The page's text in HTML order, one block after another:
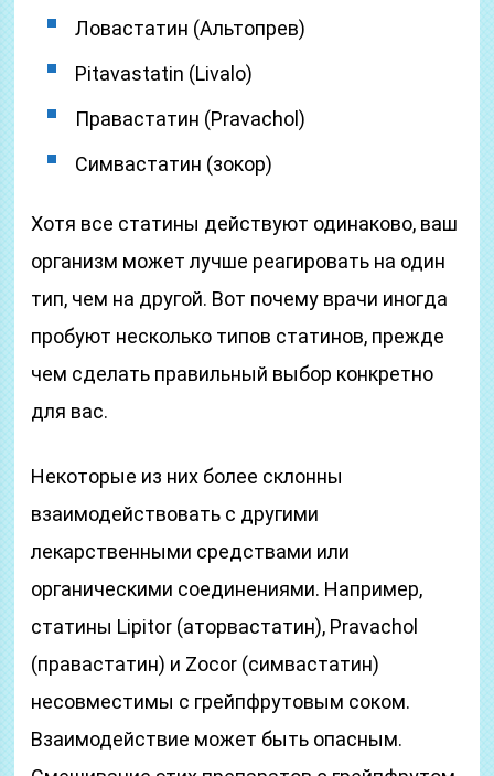
Ловастатин (Альтопрев)
Pitavastatin (Livalo)
Правастатин (Pravachol)
Симвастатин (зокор)
Хотя все статины действуют одинаково, ваш
организм может лучше реагировать на один
тип, чем на другой. Вот почему врачи иногда
пробуют несколько типов статинов, прежде
чем сделать правильный выбор конкретно
для вас.
Некоторые из них более склонны
взаимодействовать с другими
лекарственными средствами или
органическими соединениями. Например,
статины Lipitor (аторвастатин), Pravachol
(правастатин) и Zocor (симвастатин)
несовместимы с грейпфрутовым соком.
Взаимодействие может быть опасным.